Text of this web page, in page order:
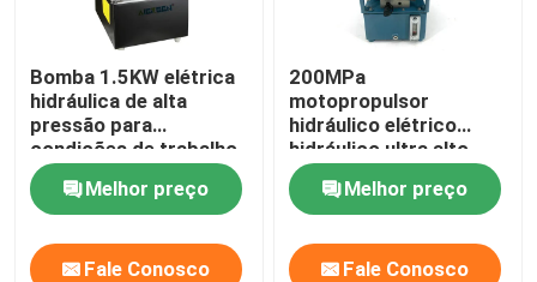
Bomba 1.5KW elétrica
hidráulica de alta
pressão para
condições de trabalho
hidráulicas
Melhor preço
Fale Conosco
200MPa
motopropulsor
hidráulico elétrico
hidráulico ultra alto
2000Bar da bomba
DC220VMelhor preço
Fale Conosco